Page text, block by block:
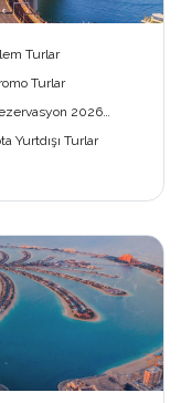
Turlar
Turlar
2026
Yurtdışı Turlar